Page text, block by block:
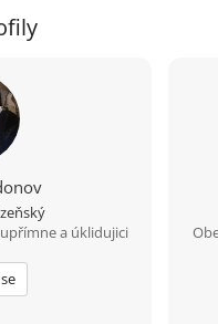
a úklidujici